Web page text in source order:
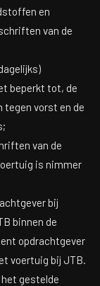
en
van de
beperkt tot, de
tegen vorst en de
van de
is nimmer
bij
binnen de
opdrachtgever
voertuig bij JTB.
gestelde